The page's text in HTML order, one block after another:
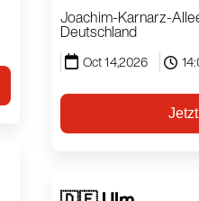
Joachim-Karnarz-
Deutschland
Oct 14,2026